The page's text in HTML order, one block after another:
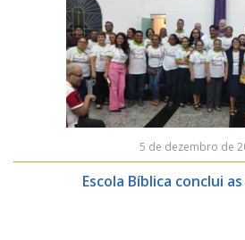
5 de dezembro de
Escola Bíblica conclui